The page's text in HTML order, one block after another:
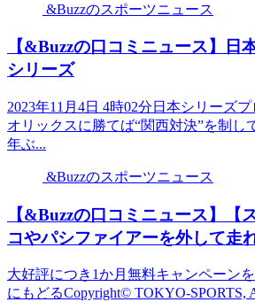
&Buzzのスポーツニュース
【&Buzzの口コミニュース】
シリーズ
2023年11月4日 4時02分日本シリーズ
オリックスに勝てば“関西対決”を制
年ぶ...
&Buzzのスポーツニュース
【&Buzzの口コミニュース】
コやパシファイアーを外して走
大好評につき1か月無料キャンペーン
にもどるCopyright© TOKYO-SPORTS,